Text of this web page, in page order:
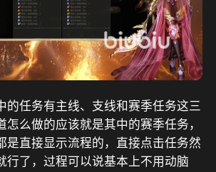
的任务有主线、支线和赛季任务这三
怎么做的应该就是其中的赛季任务，
是直接显示流程的，直接点击任务然
行了，过程可以说基本上不用动脑